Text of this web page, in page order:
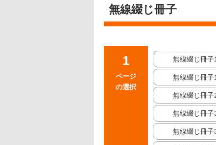
無線綴じ冊子
ページ
の選択
無線綴じ冊子
無線綴じ冊子
無線綴じ冊子
無線綴じ冊子
無線綴じ冊子